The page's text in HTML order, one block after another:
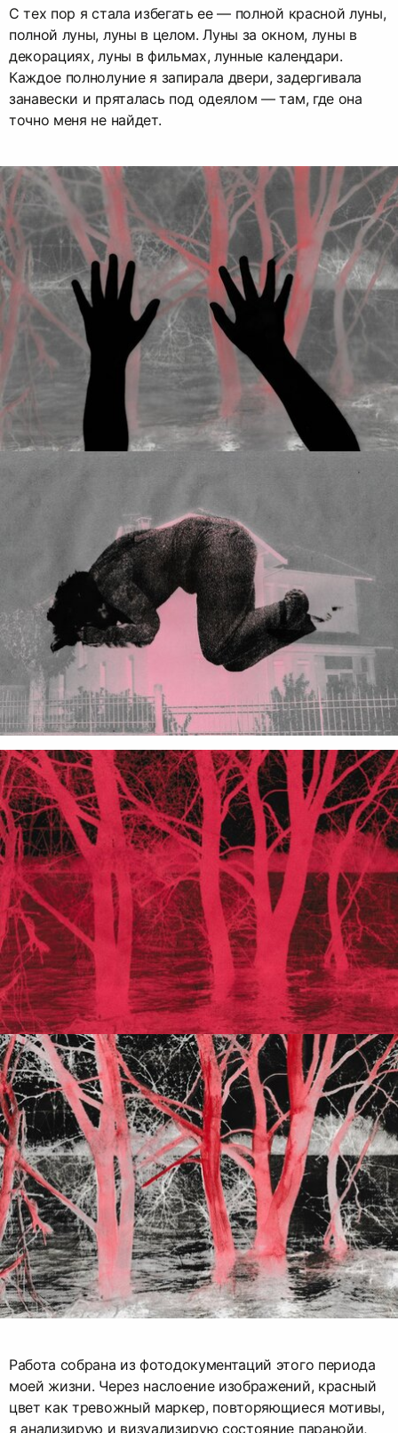
С тех пор я стала избегать ее — полной красной луны,
полной луны, луны в целом. Луны за окном, луны в
декорациях, луны в фильмах, лунные календари.
Каждое полнолуние я запирала двери, задергивала
занавески и пряталась под одеялом — там, где она
точно меня не найдет.
Работа собрана из фотодокументаций этого периода
моей жизни. Через наслоение изображений, красный
цвет как тревожный маркер, повторяющиеся мотивы,
я анализирую и визуализирую состояние паранойи,